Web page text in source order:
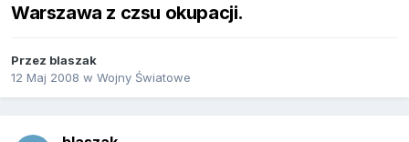
Warszawa z czsu okupacji.
Przez blaszak
12 Maj 2008 w Wojny Światowe